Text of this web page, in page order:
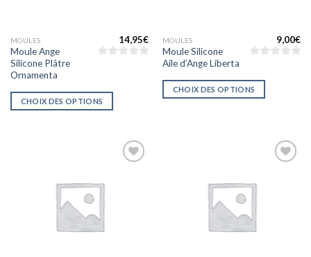
MOULES
Moule Ange
Silicone Plâtre
Ornamenta
14,95€
CHOIX DES OPTIONS
MOULES
Moule Silicone
Aile d’Ange Liberta
9,00€
CHOIX DES OPTIONS